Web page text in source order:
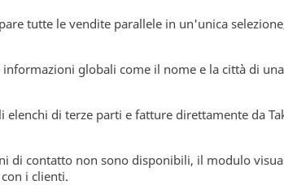
tutte le vendite parallele in un'unica
globali come il nome e la città di
di terze parti e fatture direttamente da
di contatto non sono disponibili, il modulo
i clienti.